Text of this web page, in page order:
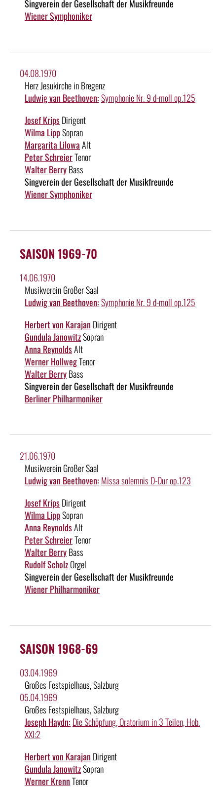
Singverein der Gesellschaft der Musikfreunde
Wiener Symphoniker
04.08.1970
Herz Jesukirche in Bregenz
Ludwig van Beethoven:Symphonie Nr. 9 d-moll op.125
Josef KripsDirigent
Wilma LippSopran
Margarita LilowaAlt
Peter SchreierTenor
Walter BerryBass
Singverein der Gesellschaft der Musikfreunde
Wiener Symphoniker
SAISON 1969-70
14.06.1970
Musikverein Großer Saal
Ludwig van Beethoven:Symphonie Nr. 9 d-moll op.125
Herbert von Karajan Dirigent
Gundula JanowitzSopran
Anna ReynoldsAlt
Werner HollwegTenor
Walter BerryBass
Singverein der Gesellschaft der Musikfreunde
Berliner Philharmoniker
21.06.1970
Musikverein Großer Saal
Ludwig van Beethoven: Missa solemnis D-Dur op.123
Josef KripsDirigent
Wilma LippSopran
Anna ReynoldsAlt
Peter SchreierTenor
Walter BerryBass
Rudolf ScholzOrgel
Singverein der Gesellschaft der Musikfreunde
Wiener Philharmoniker
SAISON 1968-69
03.04.1969
Großes Festspielhaus, Salzburg
05.04.1969
Großes Festspielhaus, Salzburg
Joseph Haydn: Die Schöpfung, Oratorium in 3 Teilen, Hob.
XXI:2
Herbert von Karajan Dirigent
Gundula JanowitzSopran
Werner KrennTenor